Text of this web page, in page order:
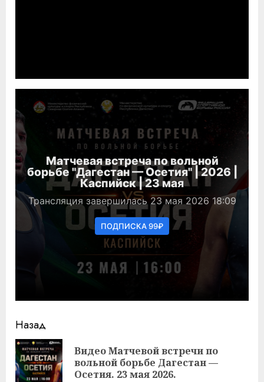
Продолжить
чтение
Назад
Видео Матчевой встречи по
вольной борьбе Дагестан —
Осетия. 23 мая 2026.